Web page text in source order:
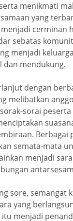
menikmati
yang
cerminan
sebatas
menjadi
dan mendukung.
dengan
melibatkan
sorai
Berbagai
semata-mata
menjadi
sore, semangat
yang
itu menjadi